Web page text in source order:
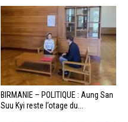
BIRMANIE – POLITIQUE : Aung San
Suu Kyi reste l’otage du...